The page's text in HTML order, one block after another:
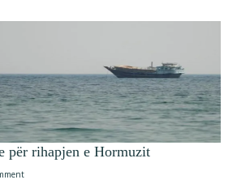
për rihapjen e Hormuzit